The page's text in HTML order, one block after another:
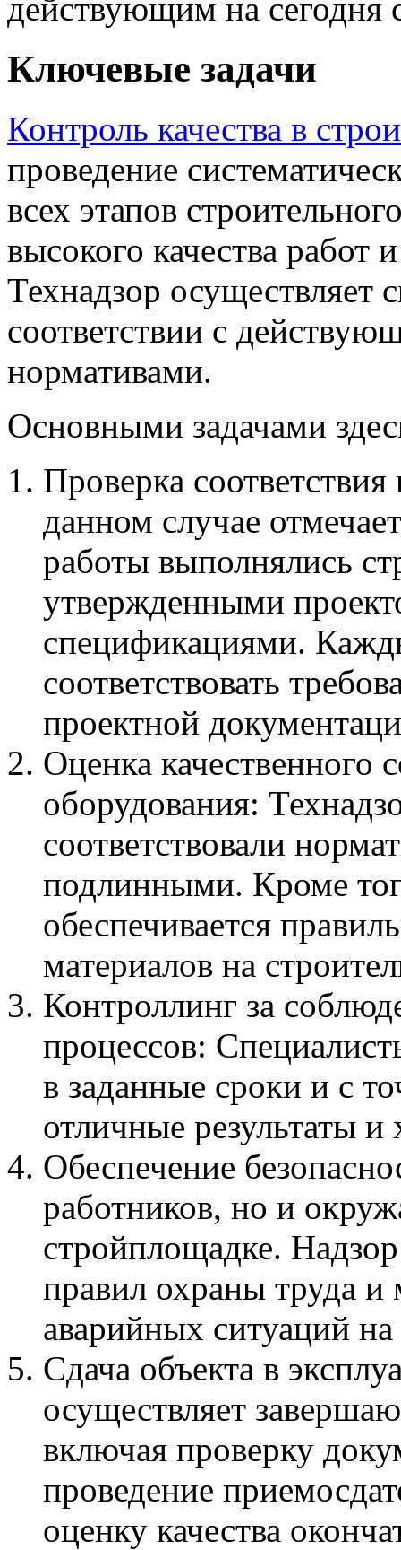
действующим на сегодня
Ключевые задачи
Контроль качества в
проведение
всех этапов
высокого качества работ
Технадзор осуществляет
соответствии с
нормативами.
Основными задачами
Проверка
данном случае
работы выполнялись
утвержденными
спецификациями.
соответствовать
проектной
Оценка качественного
оборудования:
соответствовали
подлинными. Кроме
обеспечивается
материалов на
Контроллинг за
процессов:
в заданные сроки и с
отличные результаты
Обеспечение
работников, но и
стройплощадке.
правил охраны труда
аварийных ситуаций на
Сдача объекта в
осуществляет
включая проверку
проведение
оценку качества